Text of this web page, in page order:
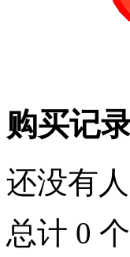
购买记
还没有
总计 0